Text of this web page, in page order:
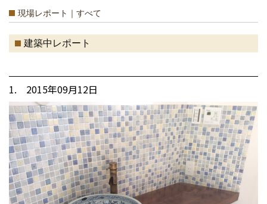
現場レポート｜すべて
建築中レポート
1. 2015年09月12日